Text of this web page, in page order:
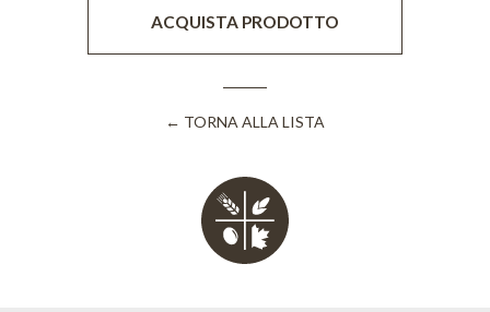
ACQUISTA PRODOTTO
← TORNA ALLA LISTA